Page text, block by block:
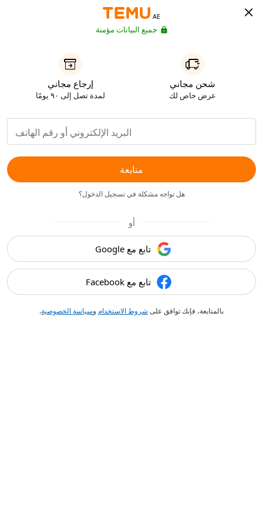
AE
جميع البيانات مؤمنة
شحن مجاني
عرض خاص لك
إرجاع مجاني
لمدة تصل إلى ٩٠ يومًا
متابعة
هل تواجه مشكلة في تسجيل الدخول؟
أو
تابع مع Google
تابع مع Facebook
بالمتابعة، فإنك توافق على شروط الاستخدام وسياسة الخصوصية.